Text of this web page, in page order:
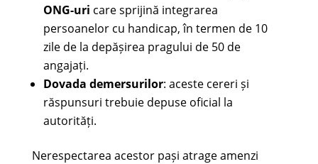
ONG-uri care sprijină integrarea
persoanelor cu handicap, în termen de 10
zile de la depășirea pragului de 50 de
angajați.
Dovada demersurilor: aceste cereri și
răspunsuri trebuie depuse oficial la
autorități.
Nerespectarea acestor pași atrage amenzi